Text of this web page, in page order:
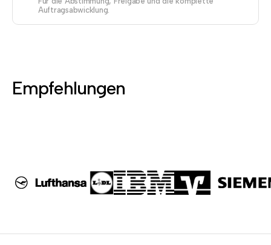
Auftragsabwicklung.
Empfehlungen